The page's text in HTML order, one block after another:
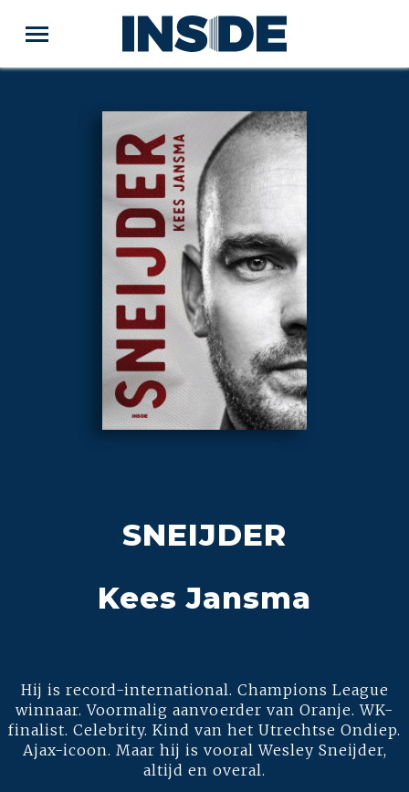
SNEIJDER
Kees Jansma
Hij is record-international. Champions League
winnaar. Voormalig aanvoerder van Oranje. WK-
finalist. Celebrity. Kind van het Utrechtse Ondiep.
Ajax-icoon. Maar hij is vooral Wesley Sneijder,
altijd en overal.